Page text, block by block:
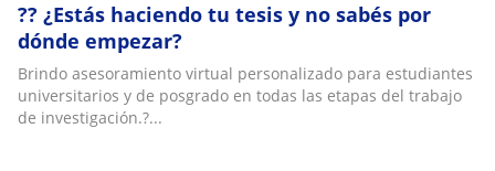
?? ¿Estás haciendo tu tesis y no sabés por
dónde empezar?
Brindo asesoramiento virtual personalizado para estudiantes
universitarios y de posgrado en todas las etapas del trabajo
de investigación.?...